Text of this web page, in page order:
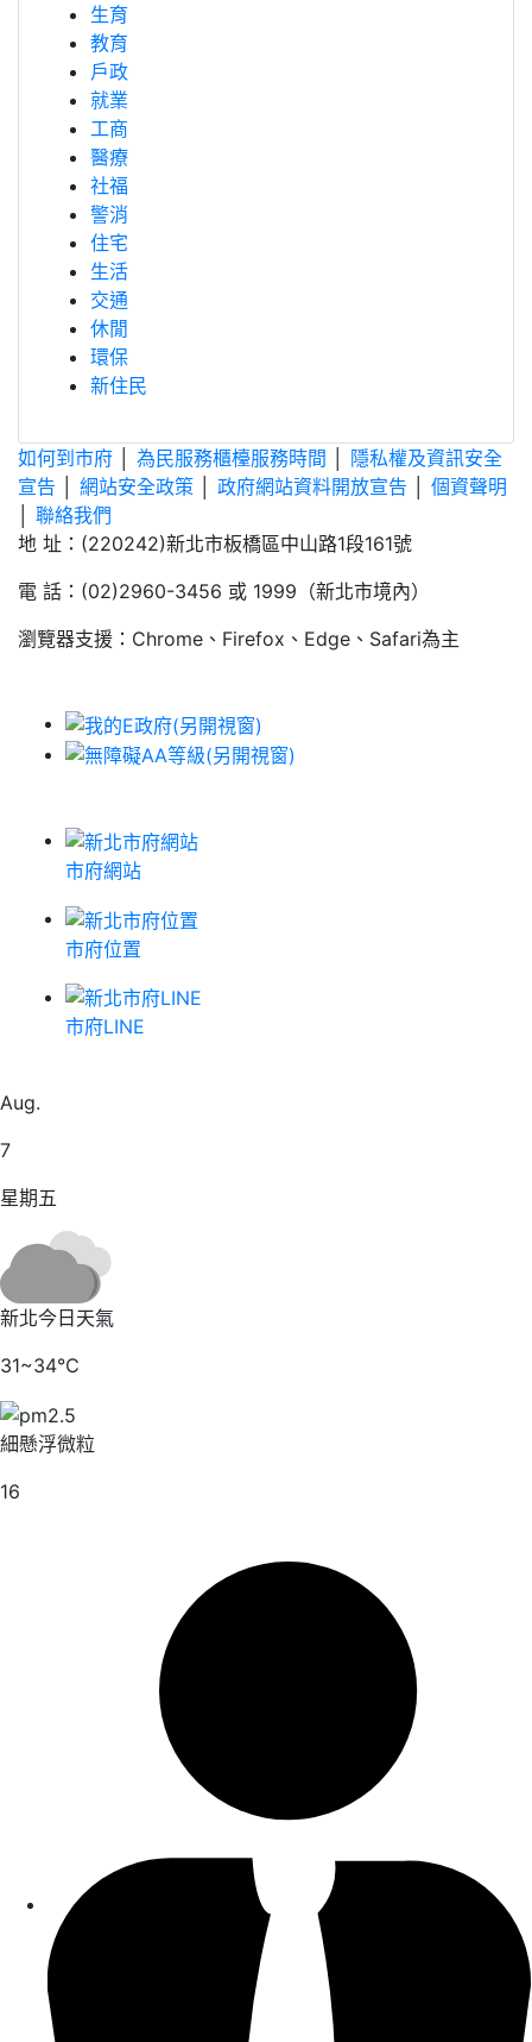
生育
教育
戶政
就業
工商
醫療
社福
警消
住宅
生活
交通
休閒
環保
新住民
如何到市府 為民服務櫃檯服務時間
隱私權及資訊安全
宣告
網站安全政策 政府網站資料開放宣告
個資聲明
聯絡我們
地 址：(220242)新北市板橋區中山路1段161號
電 話：(02)2960-3456 或 1999（新北市境內）
瀏覽器支援：Chrome、Firefox、Edge、Safari為主
市府網站
市府位置
市府LINE
Aug.
7
星期五
新北今日天氣
31~34℃
細懸浮微粒
16